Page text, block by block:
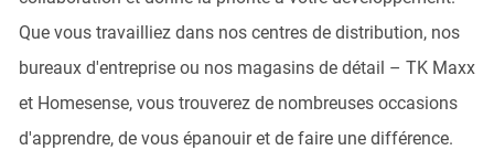
Que vous travailliez dans nos centres de distribution, nos
bureaux d'entreprise ou nos magasins de détail – TK Maxx
et Homesense, vous trouverez de nombreuses occasions
d'apprendre, de vous épanouir et de faire une différence.